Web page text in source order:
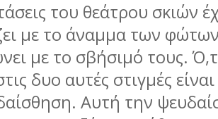
του θεάτρου σκιών
με το άναμμα των
με το σβήσιμό τους.
δυο αυτές στιγμές
Αυτή την